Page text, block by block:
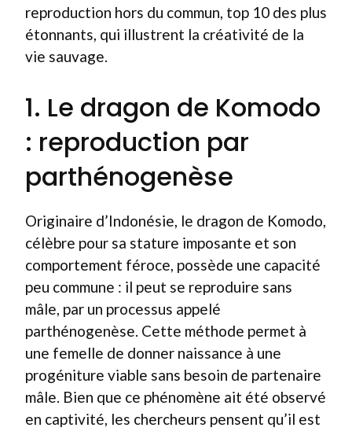
reproduction hors du commun, top 10 des plus
étonnants, qui illustrent la créativité de la
vie sauvage.
1. Le dragon de Komodo
: reproduction par
parthénogenèse
Originaire d’Indonésie, le dragon de Komodo,
célèbre pour sa stature imposante et son
comportement féroce, possède une capacité
peu commune : il peut se reproduire sans
mâle, par un processus appelé
parthénogenèse. Cette méthode permet à
une femelle de donner naissance à une
progéniture viable sans besoin de partenaire
mâle. Bien que ce phénomène ait été observé
en captivité, les chercheurs pensent qu’il est